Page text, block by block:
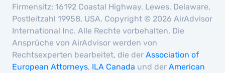
Firmensitz: 16192 Coastal Highway, Lewes, Delaware,
Postleitzahl 19958, USA. Copyright © 2026 AirAdvisor
International Inc. Alle Rechte vorbehalten. Die
Ansprüche von AirAdvisor werden von
Rechtsexperten bearbeitet, die der Association of
European Attorneys, ILA Canada und der American